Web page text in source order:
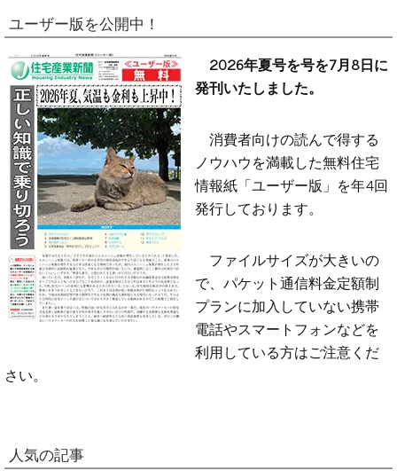
ユーザー版を公開中！
2026年夏号を号を7月8日に
発刊いたしました。
消費者向けの読んで得する
ノウハウを満載した無料住宅
情報紙「ユーザー版」を年4回
発行しております。
ファイルサイズが大きいの
で、パケット通信料金定額制
プランに加入していない携帯
電話やスマートフォンなどを
利用している方はご注意くだ
さい。
人気の記事